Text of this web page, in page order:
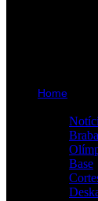
Home
Base